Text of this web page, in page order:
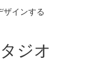
ザインする
ジオ